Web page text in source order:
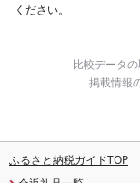
ください。
比較データ
掲載情報
ふるさと納税ガイドTOP